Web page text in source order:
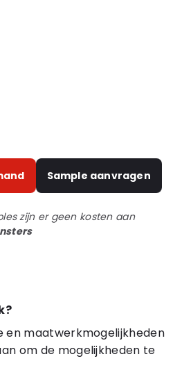
Sample aanvragen
zijn er geen kosten aan
en maatwerkmogelijkheden
om de mogelijkheden te